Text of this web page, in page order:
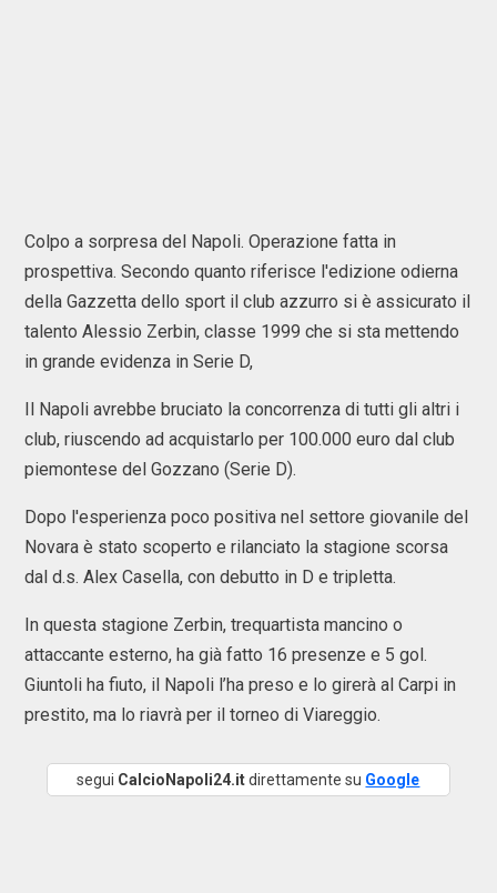
Colpo a sorpresa del Napoli. Operazione fatta in
prospettiva. Secondo quanto riferisce l'edizione odierna
della Gazzetta dello sport il club azzurro si è assicurato il
talento Alessio Zerbin, classe 1999 che si sta mettendo
in grande evidenza in Serie D,
Il Napoli avrebbe bruciato la concorrenza di tutti gli altri i
club, riuscendo ad acquistarlo per 100.000 euro dal club
piemontese del Gozzano (Serie D).
Dopo l'esperienza poco positiva nel settore giovanile del
Novara è stato scoperto e rilanciato la stagione scorsa
dal d.s. Alex Casella, con debutto in D e tripletta.
In questa stagione Zerbin, trequartista mancino o
attaccante esterno, ha già fatto 16 presenze e 5 gol.
Giuntoli ha fiuto, il Napoli l’ha preso e lo girerà al Carpi in
prestito, ma lo riavrà per il torneo di Viareggio.
segui CalcioNapoli24.itdirettamente su Google